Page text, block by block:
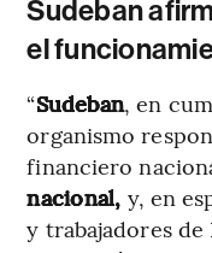
Sudeban
el
“Sudeban, en
organismo
financiero
nacional, y, en
y trabajadores de